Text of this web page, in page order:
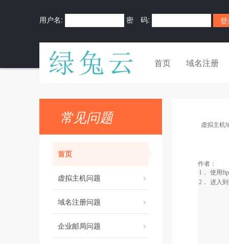
用户名: 密 码:
首页 域名注册
常见问题
首页
虚拟主机问题
域名注册问题
企业邮局问题
虚拟主机
作者：
1． 使用ftp
2．
进入到